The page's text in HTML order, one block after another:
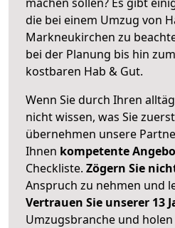
die bei einem Umzug von
Markneukirchen zu
bei der Planung bis hin
kostbaren Hab & Gut.
Wenn Sie durch Ihren
nicht wissen, was Sie
übernehmen unsere
Ihnen kompetente
Checkliste. Zögern Sie
Anspruch zu nehmen und
Vertrauen Sie unserer 13
Umzugsbranche und holen